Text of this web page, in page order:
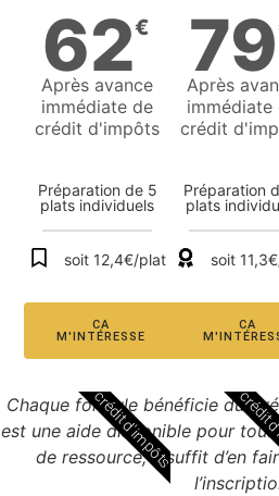
62€
Après avance
immédiate de
crédit d'impôts
Préparation de 5
plats individuels
soit 12,4€/plat
CA
M'INTÉRESSE
crédit d'impôts
79
Après
immédiate
crédit
Préparation
plats
soit
CA
Chaque formule bénéficie du
est une aide disponible pour
de ressource, il suffit d’en